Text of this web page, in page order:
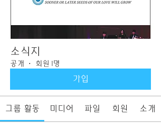
소식지
공개 · 회원 1명
가입
그룹 활동 미디어 파일 회원 소개